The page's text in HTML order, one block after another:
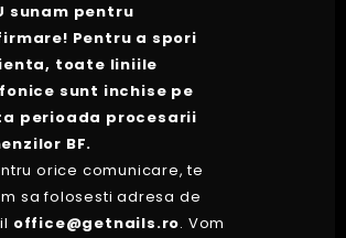
sunam pentru
Pentru a spori
toate liniile
sunt inchise pe
perioada procesarii
BF.
orice comunicare, te
sa folosesti adresa de
office@getnails.ro. Vom